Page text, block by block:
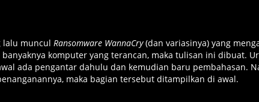
lalu muncul Ransomware WannaCry(dan variasinya) yang
komputer yang terancan, maka tulisan ini dibuat.
ada pengantar dahulu dan kemudian baru pembahasan.
maka bagian tersebut ditampilkan di awal.